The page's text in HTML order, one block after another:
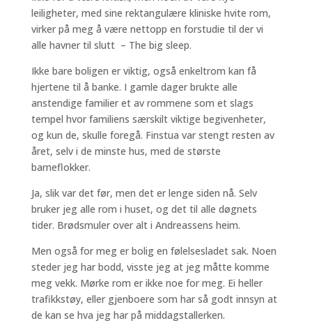
leiligheter, med sine rektangulære kliniske hvite rom,
virker på meg å være nettopp en forstudie til der vi
alle havner til slutt – The big sleep.
Ikke bare boligen er viktig, også enkeltrom kan få
hjertene til å banke. I gamle dager brukte alle
anstendige familier et av rommene som et slags
tempel hvor familiens særskilt viktige begivenheter,
og kun de, skulle foregå. Finstua var stengt resten av
året, selv i de minste hus, med de største
barneflokker.
Ja, slik var det før, men det er lenge siden nå. Selv
bruker jeg alle rom i huset, og det til alle døgnets
tider. Brødsmuler over alt i Andreassens heim.
Men også for meg er bolig en følelsesladet sak. Noen
steder jeg har bodd, visste jeg at jeg måtte komme
meg vekk. Mørke rom er ikke noe for meg. Ei heller
trafikkstøy, eller gjenboere som har så godt innsyn at
de kan se hva jeg har på middagstallerken.